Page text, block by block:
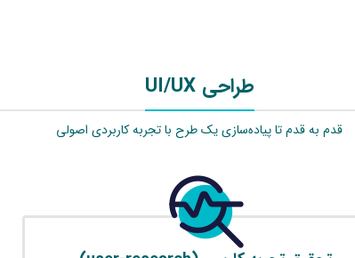
طراحی UI/UX
قدم به قدم تا پیاده‌سازی یک طرح با تجربه کاربردی اصولی